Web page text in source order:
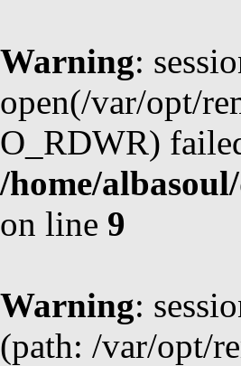
Warning:
open(/var/opt/
O_RDWR)
/home/
on line 9
Warning:
(path: /var/opt/